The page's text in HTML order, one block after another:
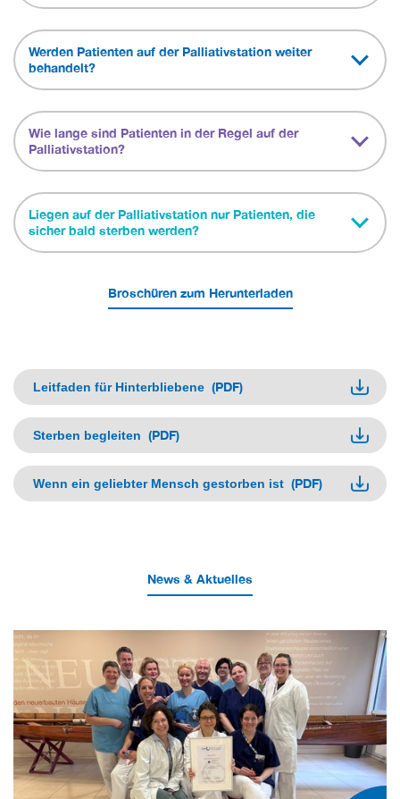
Werden Patienten auf der Palliativstation weiter
behandelt?
Wie lange sind Patienten in der Regel auf der
Palliativstation?
Liegen auf der Palliativstation nur Patienten, die
sicher bald sterben werden?
Broschüren zum Herunterladen
Leitfaden für Hinterbliebene (PDF)
Sterben begleiten (PDF)
Wenn ein geliebter Mensch gestorben ist (PDF)
News & Aktuelles